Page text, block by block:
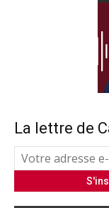
La lettre de